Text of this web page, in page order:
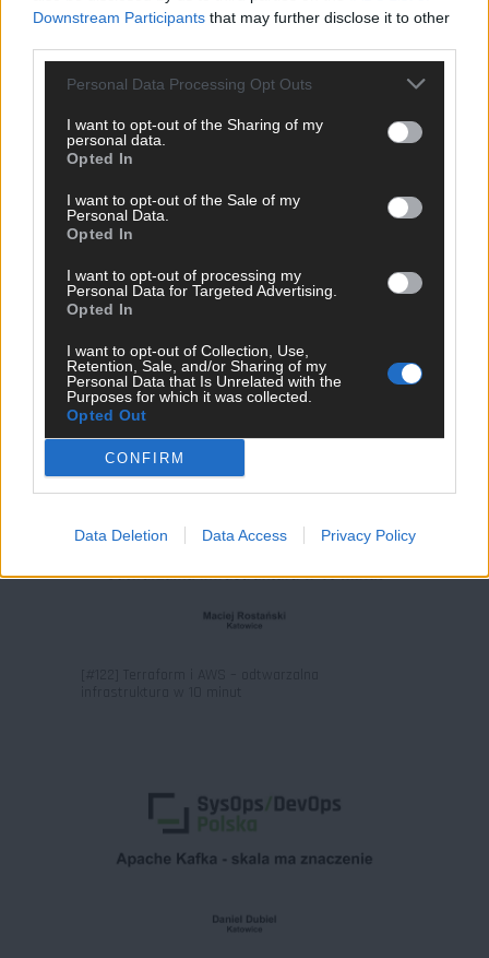
Downstream Participants that may further disclose it to other
Personal Data Processing Opt Outs
I want to opt-out of the Sharing of my
personal data.
Opted In
I want to opt-out of the Sale of my
Personal Data.
Opted In
I want to opt-out of processing my
Personal Data for Targeted Advertising.
Opted In
I want to opt-out of Collection, Use,
Retention, Sale, and/or Sharing of my
Personal Data that Is Unrelated with the
Purposes for which it was collected.
Opted Out
CONFIRM
Data Deletion Data Access Privacy Policy
[#124] Jak z użytkownika stać się
czyli o uprawnieniach słów kilka
[#123] Case study of data analysis pipeline
– Project Flamingo